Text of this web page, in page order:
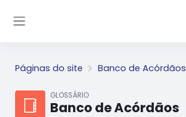
Páginas do site Banco de Acórdãos
GLOSSÁRIO
Banco de Acórdãos